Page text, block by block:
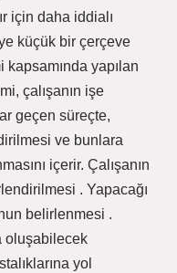
için daha iddialı
küçük bir çerçeve
yapılan
çalışanın işe
geçen süreçte,
ve bunlara
içerir. Çalışanın
. Yapacağı
belirlenmesi .
oluşabilecek
yol